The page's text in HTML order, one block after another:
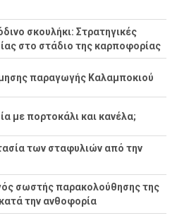
σκουλήκι: Στρατηγικές
στο στάδιο της καρποφορίας
παραγωγής Καλαμποκιού
με πορτοκάλι και κανέλα;
των σταφυλιών από την
σωστής παρακολούθησης της
την ανθοφορία